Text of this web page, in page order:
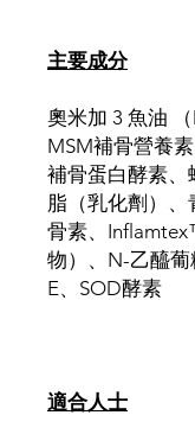
主要成分
奧米加 3 魚油 （
MSM補骨營養
補骨蛋白酵素、
脂（乳化劑）、
骨素、
物）、N-乙醯
E、SOD酵素
適合人士